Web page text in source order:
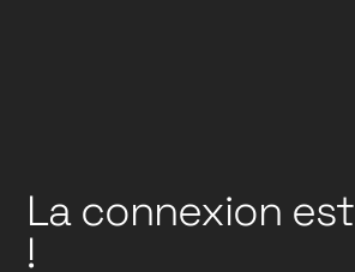
La connexion est
!